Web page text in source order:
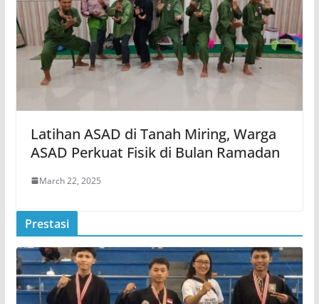
Latihan ASAD di Tanah Miring, Warga
ASAD Perkuat Fisik di Bulan Ramadan
March 22, 2025
Prestasi